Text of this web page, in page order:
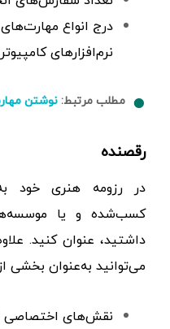
درج انواع
نرم‌افزارهای
مطلب مرتبط: نوشتن
رقصنده
در رزومه هنری خود
کسب‌شده و یا
داشتید، عنوان کنید.
می‌توانید به‌عنوان بخشی
نقش‌های اختصاصی